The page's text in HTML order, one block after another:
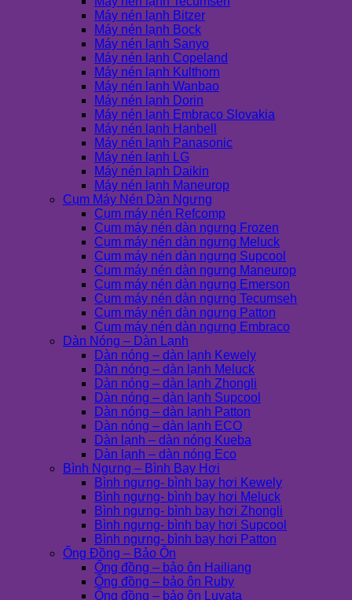
Máy nén lạnh Bitzer
Máy nén lạnh Bock
Máy nén lạnh Sanyo
Máy nén lạnh Copeland
Máy nén lạnh Kulthorn
Máy nén lạnh Wanbao
Máy nén lạnh Dorin
Máy nén lạnh Embraco Slovakia
Máy nén lạnh Hanbell
Máy nén lạnh Panasonic
Máy nén lạnh LG
Máy nén lạnh Daikin
Máy nén lạnh Maneurop
Cụm Máy Nén Dàn Ngưng
Cụm máy nén Refcomp
Cụm máy nén dàn ngưng Frozen
Cụm máy nén dàn ngưng Meluck
Cụm máy nén dàn ngưng Supcool
Cụm máy nén dàn ngưng Maneurop
Cụm máy nén dàn ngưng Emerson
Cụm máy nén dàn ngưng Tecumseh
Cụm máy nén dàn ngưng Patton
Cụm máy nén dàn ngưng Embraco
Dàn Nóng – Dàn Lạnh
Dàn nóng – dàn lạnh Kewely
Dàn nóng – dàn lạnh Meluck
Dàn nóng – dàn lạnh Zhongli
Dàn nóng – dàn lạnh Supcool
Dàn nóng – dàn lạnh Patton
Dàn nóng – dàn lạnh ECO
Dàn lạnh – dàn nóng Kueba
Dàn lạnh – dàn nóng Eco
Bình Ngưng – Bình Bay Hơi
Bình ngưng- bình bay hơi Kewely
Bình ngưng- bình bay hơi Meluck
Bình ngưng- bình bay hơi Zhongli
Bình ngưng- bình bay hơi Supcool
Bình ngưng- bình bay hơi Patton
Ống Đồng – Bảo Ôn
Ống đồng – bảo ôn Hailiang
Ống đồng – bảo ôn Ruby
Ống đồng – bảo ôn Luvata